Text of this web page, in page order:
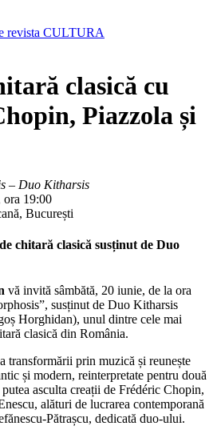
revista CULTURA
clasică cu
Piazzola și
– Duo Kitharsis
ora 19:00
București
chitară clasică susținut de Duo
vă invită sâmbătă, 20 iunie, de la ora
susținut de Duo Kitharsis
Horghidan), unul dintre cele mai
clasică din România.
transformării prin muzică și reunește
și modern, reinterpretate pentru două
asculta creații de Frédéric Chopin,
alături de lucrarea contemporană
Pătrașcu, dedicată duo-ului.